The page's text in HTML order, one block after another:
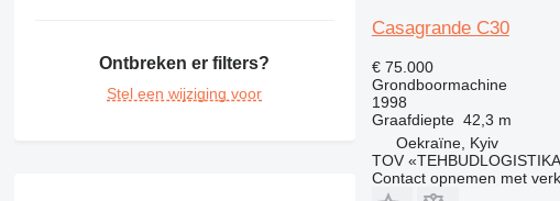
Ontbreken er filters?
Stel een wijziging voor
Casagrande C30
€ 75.000
Grondboormachine
1998
Graafdiepte 42,3 m
Oekraïne, Kyiv
TOV
Contact opnemen met